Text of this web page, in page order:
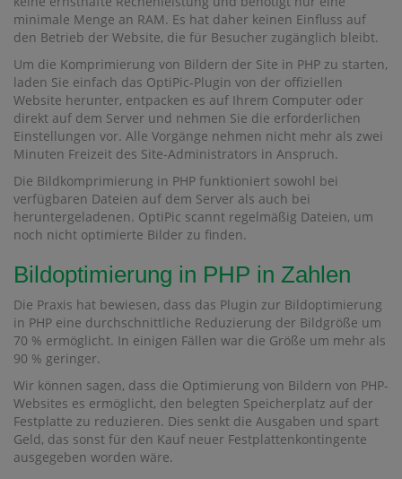
minimale Menge an RAM. Es hat daher keinen Einfluss auf
den Betrieb der Website, die für Besucher zugänglich bleibt.
Um die Komprimierung von Bildern der Site in PHP zu starten,
laden Sie einfach das OptiPic-Plugin von der offiziellen
Website herunter, entpacken es auf Ihrem Computer oder
direkt auf dem Server und nehmen Sie die erforderlichen
Einstellungen vor. Alle Vorgänge nehmen nicht mehr als zwei
Minuten Freizeit des Site-Administrators in Anspruch.
Die Bildkomprimierung in PHP funktioniert sowohl bei
verfügbaren Dateien auf dem Server als auch bei
heruntergeladenen. OptiPic scannt regelmäßig Dateien, um
noch nicht optimierte Bilder zu finden.
Bildoptimierung in PHP in Zahlen
Die Praxis hat bewiesen, dass das Plugin zur Bildoptimierung
in PHP eine durchschnittliche Reduzierung der Bildgröße um
70 % ermöglicht. In einigen Fällen war die Größe um mehr als
90 % geringer.
Wir können sagen, dass die Optimierung von Bildern von PHP-
Websites es ermöglicht, den belegten Speicherplatz auf der
Festplatte zu reduzieren. Dies senkt die Ausgaben und spart
Geld, das sonst für den Kauf neuer Festplattenkontingente
ausgegeben worden wäre.